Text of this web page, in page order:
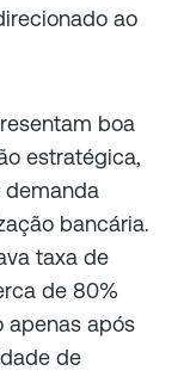
ao
boa
estratégica,
demanda
bancária.
taxa de
de 80%
apenas após
de